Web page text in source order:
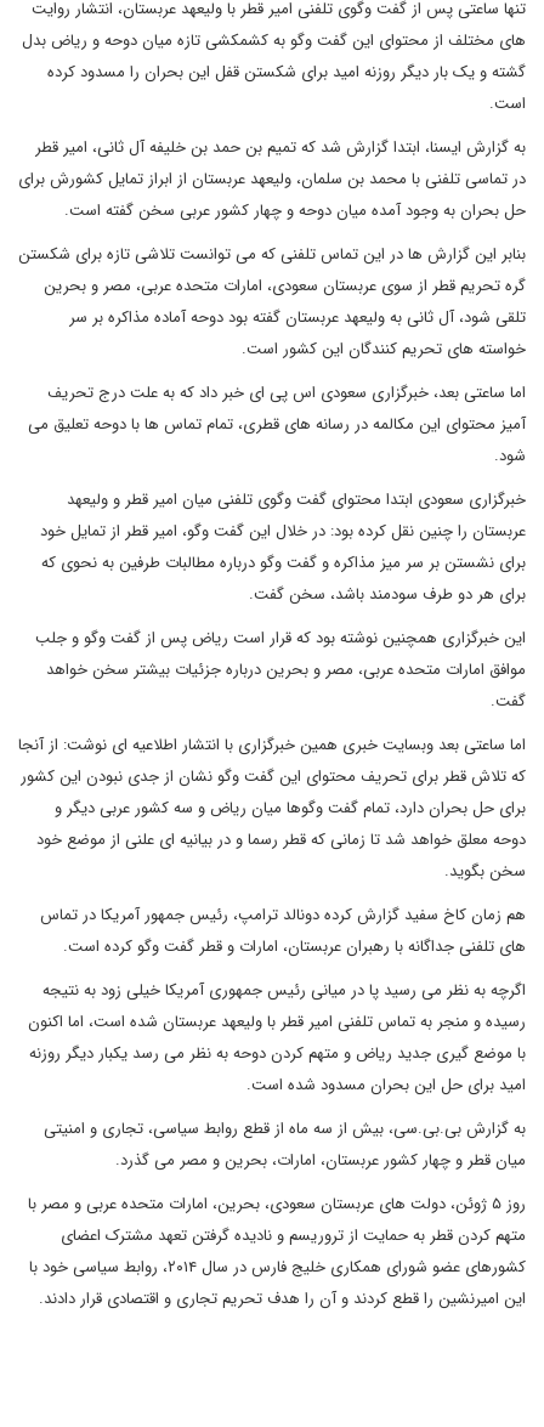
تنها ساعتی پس از گفت وگوی تلفنی امیر قطر با ولیعهد عربستان، انتشار روایت
های مختلف از محتوای این گفت وگو به کشمکشی تازه میان دوحه و ریاض بدل
گشته و یک بار دیگر روزنه امید برای شکستن قفل این بحران را مسدود کرده
است.
به گزارش ایسنا، ابتدا گزارش شد که تمیم بن حمد بن خلیفه آل ثانی، امیر قطر
در تماسی تلفنی با محمد بن سلمان، ولیعهد عربستان از ابراز تمایل کشورش برای
حل بحران به وجود آمده میان دوحه و چهار کشور عربی سخن گفته است.
بنابر این گزارش ها در این تماس تلفنی که می توانست تلاشی تازه برای شکستن
گره تحریم قطر از سوی عربستان سعودی، امارات متحده عربی، مصر و بحرین
تلقی شود، آل ثانی به ولیعهد عربستان گفته بود دوحه آماده مذاکره بر سر
خواسته های تحریم کنندگان این کشور است.
اما ساعتی بعد، خبرگزاری سعودی اس پی ای خبر داد که به علت درج تحریف
آمیز محتوای این مکالمه در رسانه های قطری، تمام تماس ها با دوحه تعلیق می
شود.
خبرگزاری سعودی ابتدا محتوای گفت وگوی تلفنی میان امیر قطر و ولیعهد
عربستان را چنین نقل کرده بود: در خلال این گفت وگو، امیر قطر از تمایل خود
برای نشستن بر سر میز مذاکره و گفت وگو درباره مطالبات طرفین به نحوی که
برای هر دو طرف سودمند باشد، سخن گفت.
این خبرگزاری همچنین نوشته بود که قرار است ریاض پس از گفت وگو و جلب
موافق امارات متحده عربی، مصر و بحرین درباره جزئیات بیشتر سخن خواهد
گفت.
اما ساعتی بعد وبسایت خبری همین خبرگزاری با انتشار اطلاعیه ای نوشت: از آنجا
که تلاش قطر برای تحریف محتوای این گفت وگو نشان از جدی نبودن این کشور
برای حل بحران دارد، تمام گفت وگوها میان ریاض و سه کشور عربی دیگر و
دوحه معلق خواهد شد تا زمانی که قطر رسما و در بیانیه ای علنی از موضع خود
سخن بگوید.
هم زمان کاخ سفید گزارش کرده دونالد ترامپ، رئیس جمهور آمریکا در تماس
های تلفنی جداگانه با رهبران عربستان، امارات و قطر گفت وگو کرده است.
اگرچه به نظر می رسید پا در میانی رئیس جمهوری آمریکا خیلی زود به نتیجه
رسیده و منجر به تماس تلفنی امیر قطر با ولیعهد عربستان شده است، اما اکنون
با موضع گیری جدید ریاض و متهم کردن دوحه به نظر می رسد یکبار دیگر روزنه
امید برای حل این بحران مسدود شده است.
به گزارش بی.بی.سی، بیش از سه ماه از قطع روابط سیاسی، تجاری و امنیتی
میان قطر و چهار کشور عربستان، امارات، بحرین و مصر می گذرد.
روز ۵ ژوئن، دولت های عربستان سعودی، بحرین، امارات متحده عربی و مصر با
متهم کردن قطر به حمایت از تروریسم و نادیده گرفتن تعهد مشترک اعضای
کشورهای عضو شورای همکاری خلیج فارس در سال ۲۰۱۴، روابط سیاسی خود با
این امیرنشین را قطع کردند و آن را هدف تحریم تجاری و اقتصادی قرار دادند.